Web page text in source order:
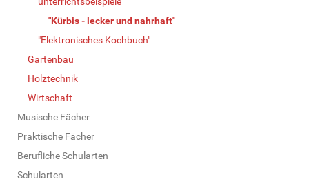
"Kürbis - lecker und nahrhaft"
"Elektronisches Kochbuch"
Gartenbau
Holztechnik
Wirtschaft
Musische Fächer
Praktische Fächer
Berufliche Schularten
Schularten